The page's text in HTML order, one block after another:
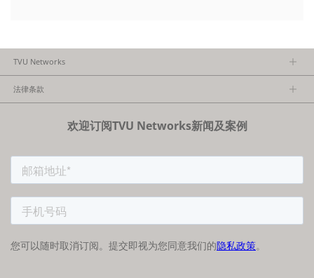
TVU Networks
法律条款
欢迎订阅TVU Networks新闻及案例